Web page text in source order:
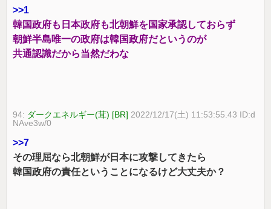
>>1
韓国政府も日本政府も北朝鮮を国家承認しておらず
朝鮮半島唯一の政府は韓国政府だというのが
共通認識だから当然だわな
94: ダークエネルギー(茸) [BR] 2022/12/17(土) 11:53:55.43 ID:d
NAve3w/0
>>7
その理屈なら北朝鮮が日本に攻撃してきたら
韓国政府の責任ということになるけど大丈夫か？